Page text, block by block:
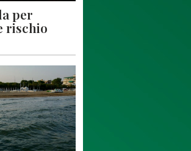
per
rischio